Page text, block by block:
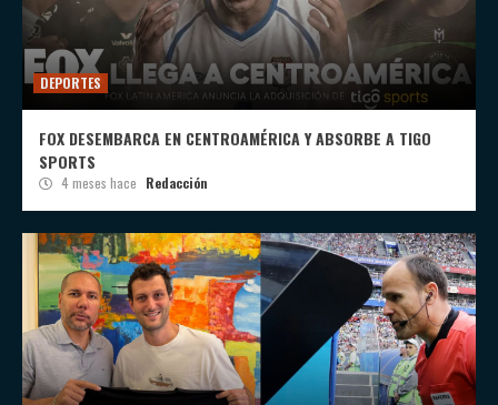
DEPORTES
FOX DESEMBARCA EN CENTROAMÉRICA Y ABSORBE A TIGO
SPORTS
4 meses hace Redacción